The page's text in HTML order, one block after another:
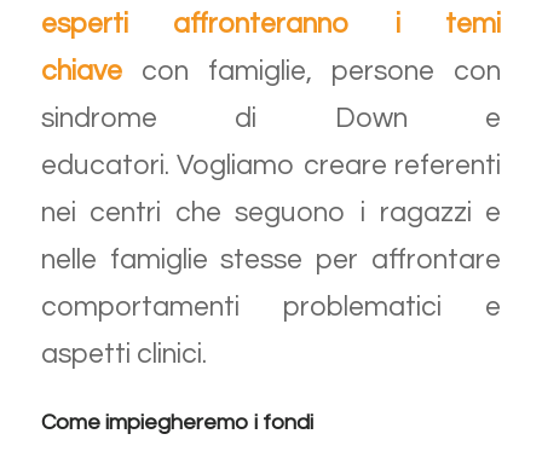
esperti affronteranno i
temi
chiavecon famiglie, persone con
sindrome di Down e
educatori. Vogliamo creare referenti
nei centri che seguono i ragazzi e
nelle famiglie stesse per affrontare
comportamenti problematici e
aspetti clinici.
Come impiegheremo i fondi